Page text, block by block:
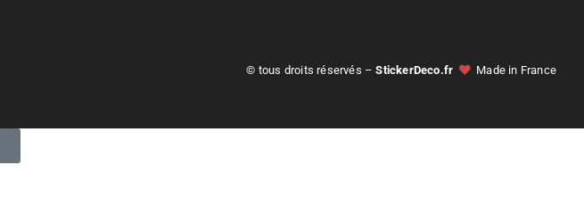
© tous droits réservés –StickerDeco.fr Made in France